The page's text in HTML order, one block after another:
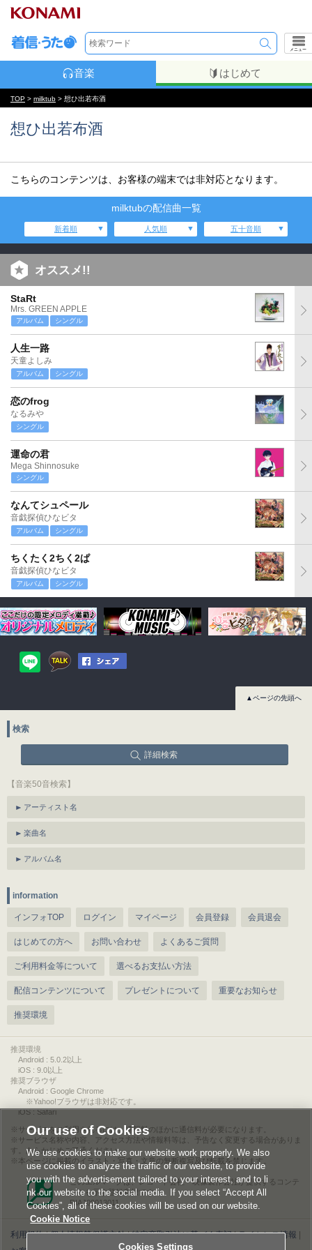
メニュー
音楽 はじめて
TOP > milktub > 想ひ出若布酒
想ひ出若布酒
こちらのコンテンツは、お客様の端末では非対応となります。
milktubの配信曲一覧
新着順 人気順 五十音順
オススメ!!
StaRt
Mrs. GREEN APPLE
アルバム シングル
人生一路
天童よしみ
アルバム シングル
恋のfrog
なるみや
シングル
運命の君
Mega Shinnosuke
シングル
なんてシュペール
音戯探偵ひなビタ
アルバム シングル
ちくたく2ちく2ぱ
音戯探偵ひなビタ
アルバム シングル
▲ページの先頭へ
検索
詳細検索
【音楽50音検索】
アーティスト名
楽曲名
アルバム名
information
インフォTOP ログイン マイページ 会員登録 会員退会
はじめての方へ お問い合わせ よくあるご質問
ご利用料金等について 選べるお支払い方法
配信コンテンツについて プレゼントについて 重要なお知らせ
推奨環境
推奨環境
Android : 5.0.2以上
iOS : 9.0以上
推奨ブラウザ
Android : Google Chrome
※Yahoo!ブラウザは非対応です。
iOS : Safari
サービスをご利用されるには、情報料のほかに通信料が必要になります。
サービス名称や内容、アクセス方法や情報料等は、予告なく変更する場合がありま
す。あらかじめご了承ください。
本ページに掲載のイラスト・写真・文章の無断複写及び転載を禁じます。
このエルマークは、レコード会社・映像製作会社が提供するコンテ
ンツを示す登録商標です。
RIAJ00013011
利用規約|個人情報等保護方針|特定商取引法に基づく表記|ライセンス情報
Our use of Cookies
We use cookies to make our website work properly. We also
use cookies to analyze the traffic of our website, to provide
you with the advertisement tailored to your interest, and to li
nk our website to the social media. If you select “Accept All
Cookies”, all of these cookies will be used on our website.
Cookie Notice
Cookies Settings